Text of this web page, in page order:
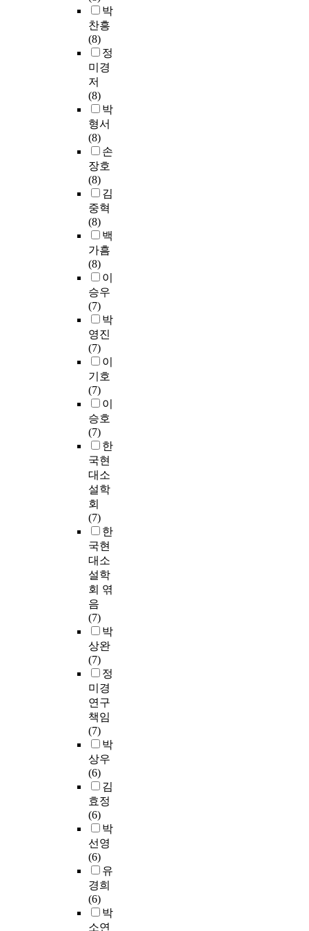
박
찬흥
(8)
정
미경
저
(8)
박
형서
(8)
손
장호
(8)
김
중혁
(8)
백
가흠
(8)
이
승우
(7)
박
영진
(7)
이
기호
(7)
이
승호
(7)
한
국현
대소
설학
회
(7)
한
국현
대소
설학
회 엮
음
(7)
박
상완
(7)
정
미경
연구
책임
(7)
박
상우
(6)
김
효정
(6)
박
선영
(6)
유
경희
(6)
박
소연